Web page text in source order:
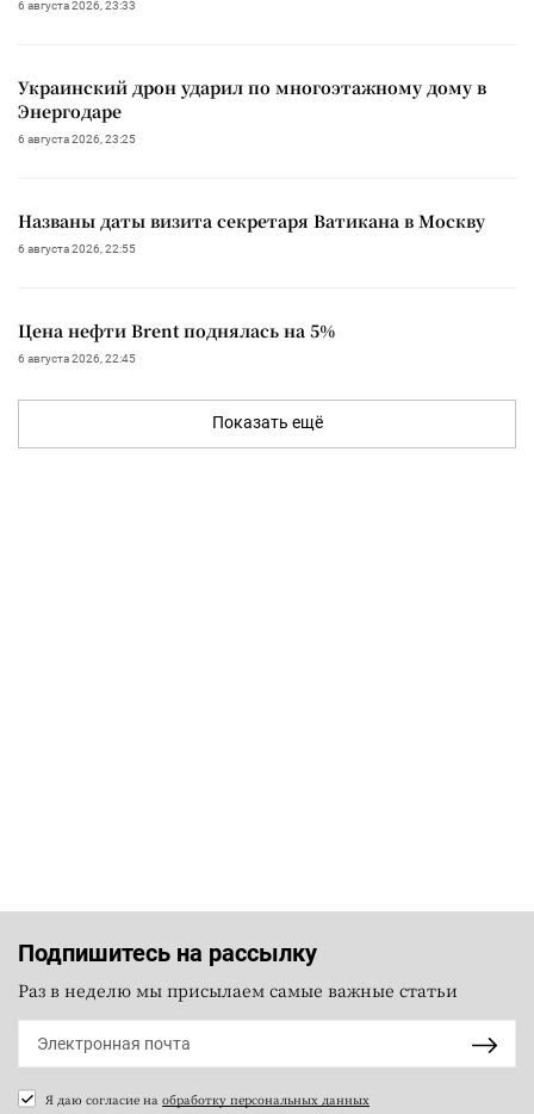
6 августа 2026, 23:33
Украинский дрон ударил по многоэтажному дому в
Энергодаре
6 августа 2026, 23:25
Названы даты визита секретаря Ватикана в Москву
6 августа 2026, 22:55
Цена нефти Brent поднялась на 5%
6 августа 2026, 22:45
Показать ещё
Подпишитесь на рассылку
Раз в неделю мы присылаем самые важные статьи
Я даю согласие на обработку персональных данных